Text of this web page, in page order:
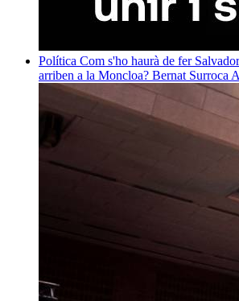
Política Com s'ho haurà de fer
arriben a la Moncloa? Bernat Surroca